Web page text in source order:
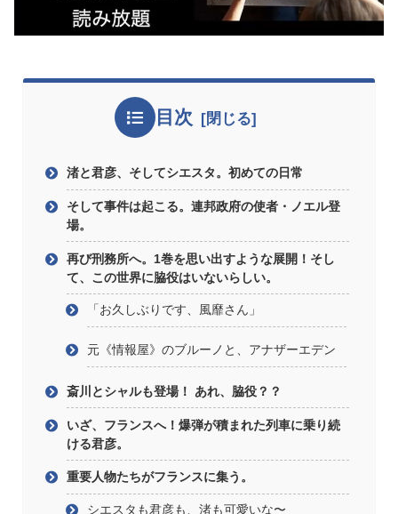
目次
渚と君彦、そしてシエスタ。初めての日常
そして事件は起こる。連邦政府の使者・ノエル登
場。
再び刑務所へ。1巻を思い出すような展開！そし
て、この世界に脇役はいないらしい。
「お久しぶりです、風靡さん」
元《情報屋》のブルーノと、アナザーエデン
斎川とシャルも登場！ あれ、脇役？？
いざ、フランスへ！爆弾が積まれた列車に乗り続
ける君彦。
重要人物たちがフランスに集う。
シエスタも君彦も、渚も可愛いな〜